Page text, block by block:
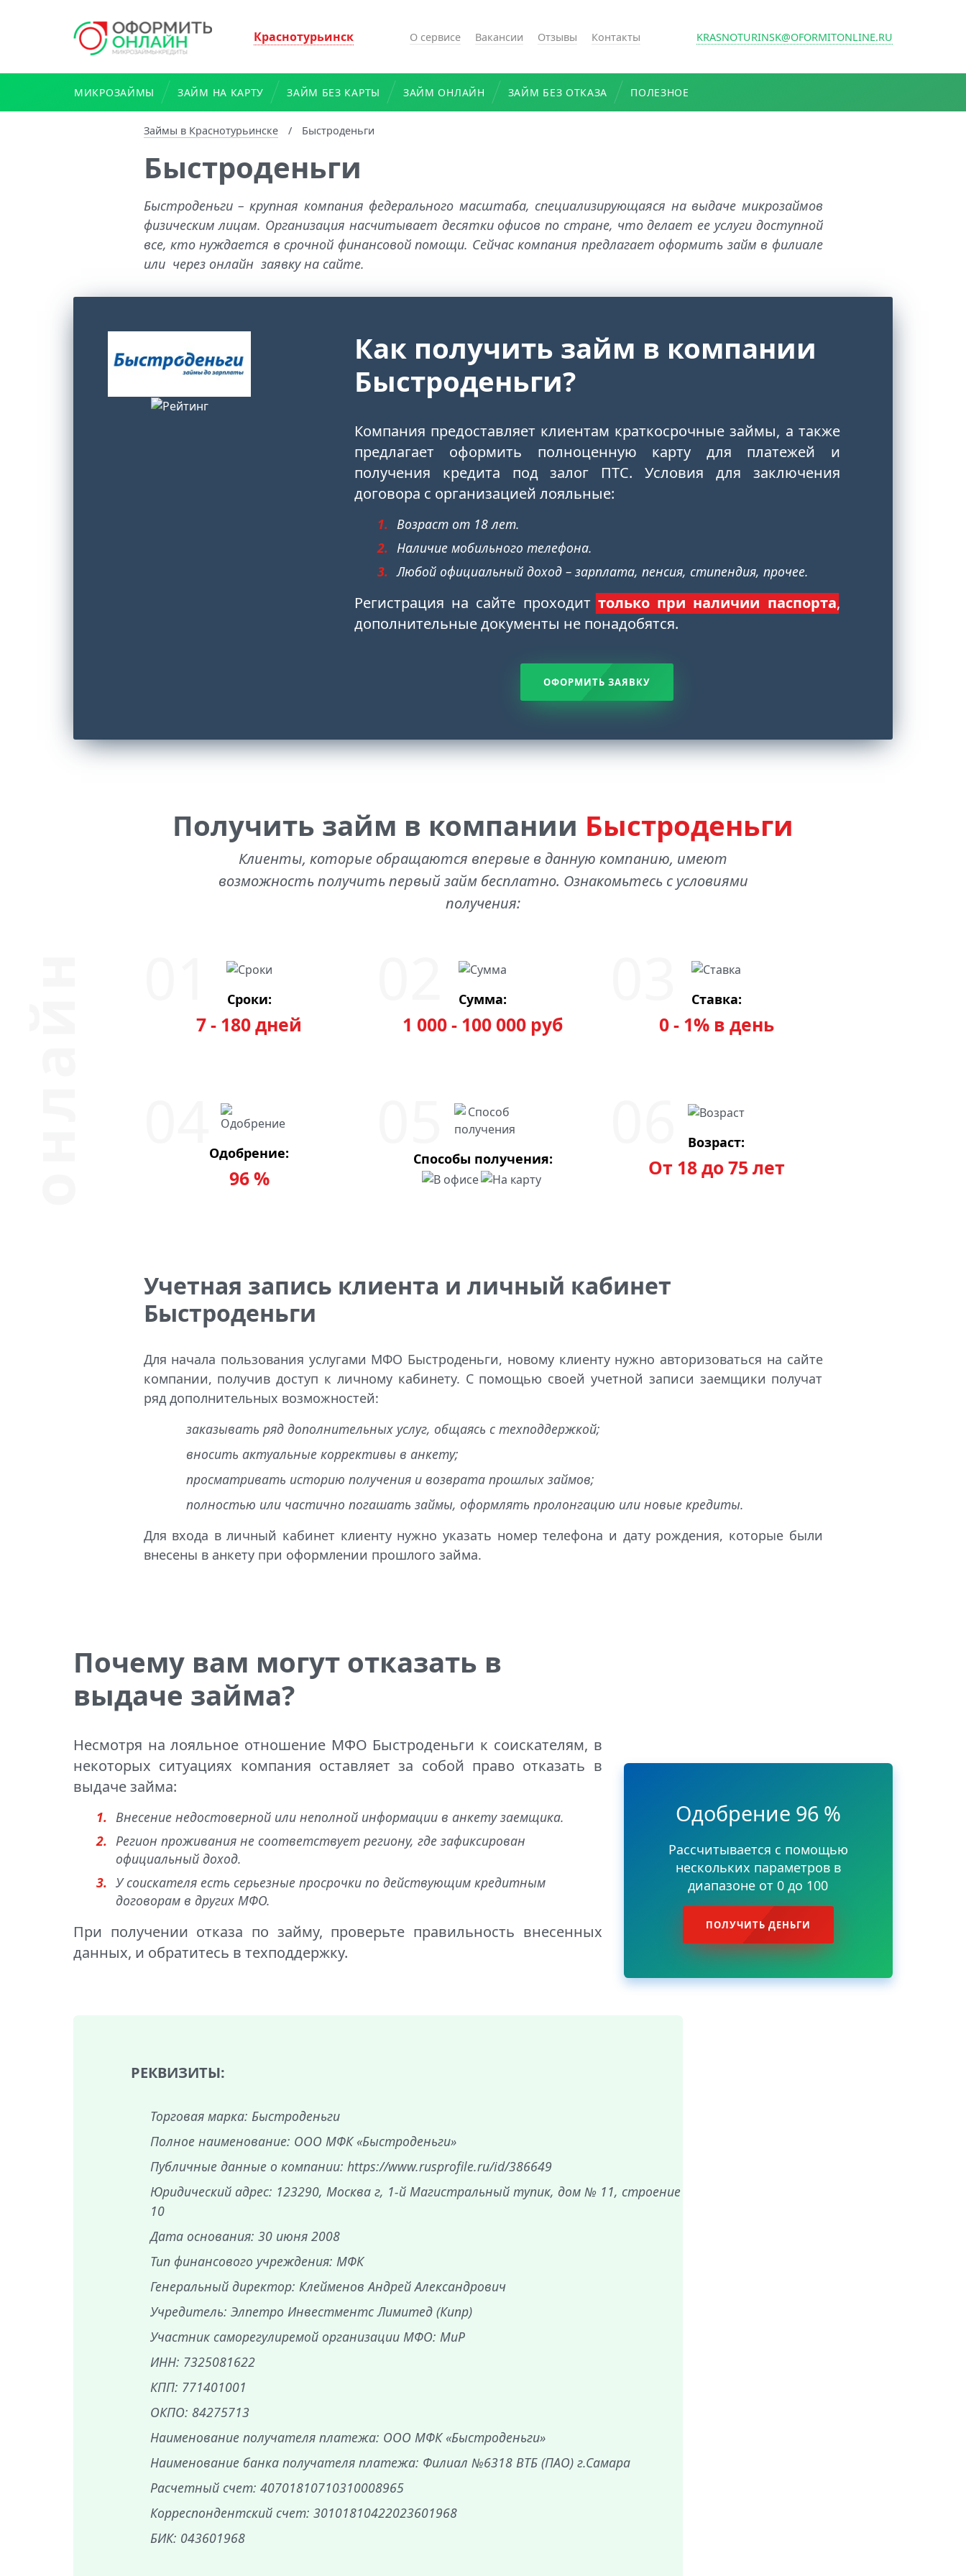
Краснотурьинск О сервисе Вакансии Отзывы Контакты KRASNOTURINSK@OFORMITONLINE.RU
МИКРОЗАЙМЫ ЗАЙМ НА КАРТУ ЗАЙМ БЕЗ КАРТЫ ЗАЙМ ОНЛАЙН ЗАЙМ БЕЗ ОТКАЗА ПОЛЕЗНОЕ
Займы в Краснотурьинске / Быстроденьги
Быстроденьги
Быстроденьги – крупная компания федерального масштаба, специализирующаяся на выдаче микрозаймов
физическим лицам. Организация насчитывает десятки офисов по стране, что делает ее услуги доступной
все, кто нуждается в срочной финансовой помощи. Сейчас компания предлагает оформить займ в филиале
или через онлайн заявку на сайте.
Как получить займ в компании
Быстроденьги?
Компания предоставляет клиентам краткосрочные займы, а также
предлагает оформить полноценную карту для платежей и
получения кредита под залог ПТС. Условия для заключения
договора с организацией лояльные:
Возраст от 18 лет.
Наличие мобильного телефона.
Любой официальный доход – зарплата, пенсия, стипендия, прочее.
Регистрация на сайте проходит только при наличии паспорта,
дополнительные документы не понадобятся.
ОФОРМИТЬ ЗАЯВКУ
Получить займ в компании Быстроденьги
Клиенты, которые обращаются впервые в данную компанию, имеют
возможность получить первый займ бесплатно. Ознакомьтесь с условиями
получения:
Сроки:
7 - 180 дней
Сумма:
1 000 - 100 000 руб
Ставка:
0 - 1% в день
Одобрение:
96 %
Способы получения:
Возраст:
От 18 до 75 лет
Учетная запись клиента и личный кабинет
Быстроденьги
Для начала пользования услугами МФО Быстроденьги, новому клиенту нужно авторизоваться на сайте
компании, получив доступ к личному кабинету. С помощью своей учетной записи заемщики получат
ряд дополнительных возможностей:
заказывать ряд дополнительных услуг, общаясь с техподдержкой;
вносить актуальные коррективы в анкету;
просматривать историю получения и возврата прошлых займов;
полностью или частично погашать займы, оформлять пролонгацию или новые кредиты.
Для входа в личный кабинет клиенту нужно указать номер телефона и дату рождения, которые были
внесены в анкету при оформлении прошлого займа.
Почему вам могут отказать в
выдаче займа?
Несмотря на лояльное отношение МФО Быстроденьги к соискателям, в
некоторых ситуациях компания оставляет за собой право отказать в
выдаче займа:
Внесение недостоверной или неполной информации в анкету заемщика.
Регион проживания не соответствует региону, где зафиксирован
официальный доход.
У соискателя есть серьезные просрочки по действующим кредитным
договорам в других МФО.
При получении отказа по займу, проверьте правильность внесенных
данных, и обратитесь в техподдержку.
РЕКВИЗИТЫ:
Торговая марка: Быстроденьги
Полное наименование: ООО МФК «Быстроденьги»
Публичные данные о компании: https://www.rusprofile.ru/id/386649
Юридический адрес: 123290, Москва г, 1-й Магистральный тупик, дом № 11, строение
10
Дата основания: 30 июня 2008
Тип финансового учреждения: МФК
Генеральный директор: Клейменов Андрей Александрович
Учредитель: Элпетро Инвестментс Лимитед (Кипр)
Участник саморегулиремой организации МФО: МиР
ИНН: 7325081622
КПП: 771401001
ОКПО: 84275713
Наименование получателя платежа: ООО МФК «Быстроденьги»
Наименование банка получателя платежа: Филиал №6318 ВТБ (ПАО) г.Самара
Расчетный счет: 40701810710310008965
Корреспондентский счет: 30101810422023601968
БИК: 043601968
Одобрение 96 %
Рассчитывается с помощью
нескольких параметров в
диапазоне от 0 до 100
ПОЛУЧИТЬ ДЕНЬГИ